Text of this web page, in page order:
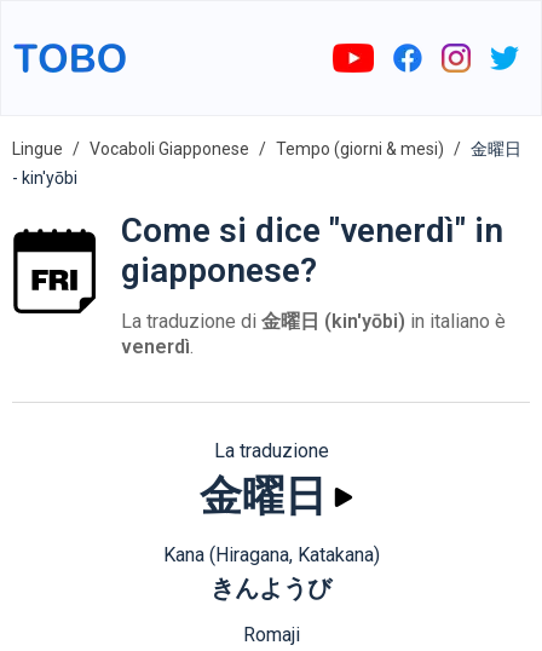
Lingue Vocaboli Giapponese Tempo (giorni & mesi)
金曜日
- kin'yōbi
Come si dice "venerdì" in
giapponese?
La traduzione di 金曜日 (kin'yōbi) in italiano è
venerdì.
La traduzione
金曜日
Kana (Hiragana, Katakana)
きんようび
Romaji